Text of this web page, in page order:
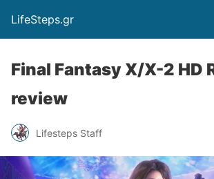
LifeSteps.gr
Final Fantasy X/X-2 HD
review
Lifesteps Staff